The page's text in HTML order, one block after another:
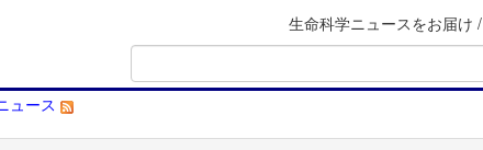
生命科学ニュースをお届け /
ュース